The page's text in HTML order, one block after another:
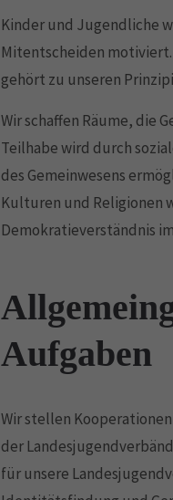
Kinder und Jugendliche
Mitentscheiden
gehört zu unseren
Wir schaffen Räume, die
Teilhabe wird durch
des Gemeinwesens
Kulturen und Religionen
Demokratieverständnis
Aufgaben
Wir stellen
der
für unsere